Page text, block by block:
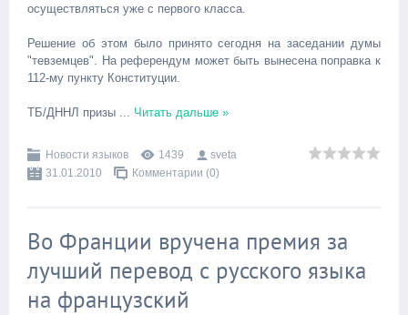
осуществляться уже с первого класса.
Решение об этом было принято сегодня на заседании думы
"тевземцев". На референдум может быть вынесена поправка к
112-му пункту Конституции.
ТБ/ДННЛ призы Читать дальше »
Новости языков 1439
sveta
31.01.2010
Комментарии (0)
Во Франции вручена премия за
лучший перевод с русского языка
на французский